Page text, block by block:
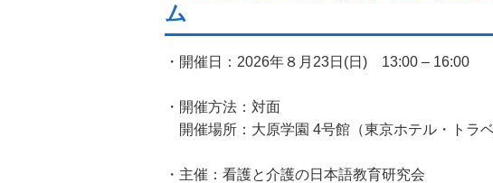
ム
・開催日：2026年８月23日(日) 13:00 – 16:00
・開催方法：対面
開催場所：大原学園 4号館（東京ホテル・トラベ
・主催：看護と介護の日本語教育研究会